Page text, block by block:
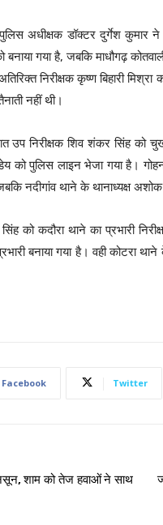
अधीक्षक डॉक्टर दुर्गेश कुमार ने
बनाया गया है, जबकि माधौगढ़
निरीक्षक कृष्ण बिहारी मिश्रा
नहीं थी।
उप निरीक्षक शिव शंकर सिंह को
को पुलिस लाइन भेजा गया है।
नदीगांव थाने के थानाध्यक्ष
को कदौरा थाने का प्रभारी
बनाया गया है। वही कोटरा
Facebook Twitter
शाम को तेज हवाओं ने साथ